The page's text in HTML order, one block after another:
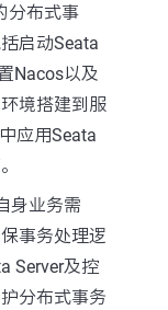
分布式事
启动Seata
Nacos以及
境搭建到服
应用Seata
身业务需
事务处理逻
Server及控
分布式事务